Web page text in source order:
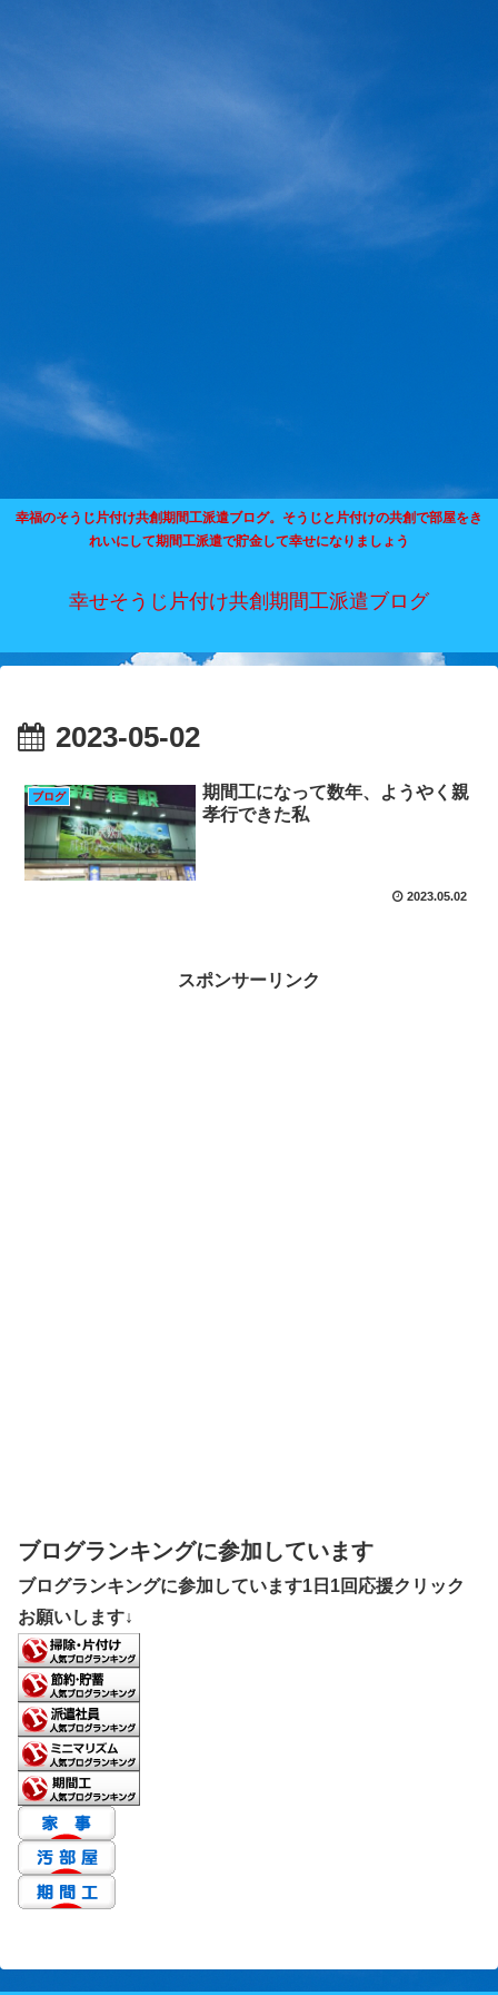
幸福のそうじ片付け共創期間工派遣ブログ。そうじと片付けの共創で部屋をき
れいにして期間工派遣で貯金して幸せになりましょう
幸せそうじ片付け共創期間工派遣ブログ
2023-05-02
ブログ
期間工になって数年、ようやく親
孝行できた私
2023.05.02
スポンサーリンク
ブログランキングに参加しています
ブログランキングに参加しています1日1回応援クリック
お願いします↓